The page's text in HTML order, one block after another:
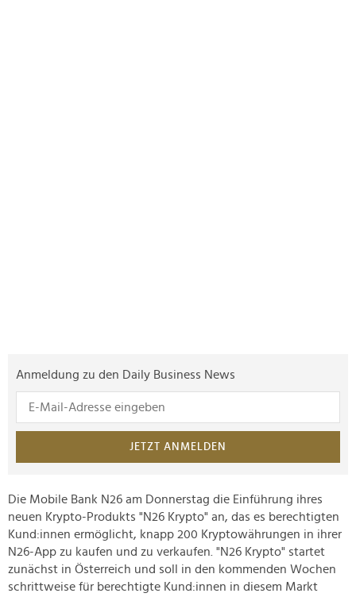
Anmeldung zu den Daily Business News
JETZT ANMELDEN
Die Mobile Bank N26 am Donnerstag die Einführung ihres
neuen Krypto-Produkts "N26 Krypto" an, das es berechtigten
Kund:innen ermöglicht, knapp 200 Kryptowährungen in ihrer
N26-App zu kaufen und zu verkaufen. "N26 Krypto" startet
zunächst in Österreich und soll in den kommenden Wochen
schrittweise für berechtigte Kund:innen in diesem Markt